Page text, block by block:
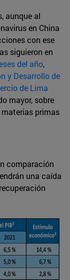
aunque al
en China
con ese
siguieron en
del año,
y Desarrollo de
de Lima
mayor, sobre
primas
comparación
una caída